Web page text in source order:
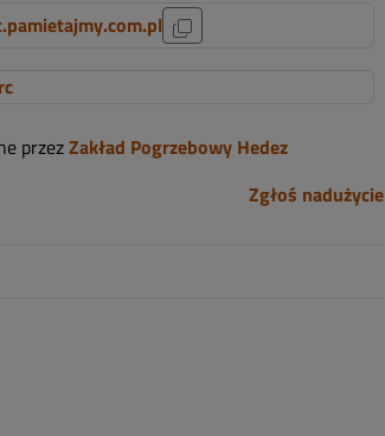
przezZakład Pogrzebowy Hedez
Zgłoś nadużycie